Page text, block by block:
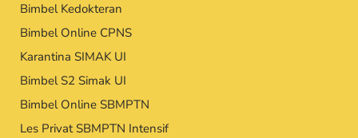
Bimbel Kedokteran
Bimbel Online CPNS
Karantina SIMAK UI
Bimbel S2 Simak UI
Bimbel Online SBMPTN
Les Privat SBMPTN Intensif